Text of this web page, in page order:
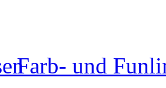
Farb- und